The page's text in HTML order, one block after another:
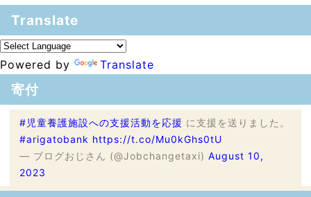
Translate
Powered by Translate
寄付
#児童養護施設への支援活動を応援 に支援を送りました。
#arigatobank https://t.co/Mu0kGhs0tU
— ブログおじさん (@Jobchangetaxi) August 10,
2023